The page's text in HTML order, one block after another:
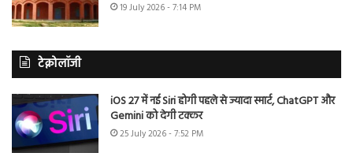
19 July 2026 - 7:14 PM
टेक्नोलॉजी
iOS 27 में नई Siri होगी पहले से ज्यादा स्मार्ट, ChatGPT और
Gemini को देगी टक्कर
25 July 2026 - 7:52 PM